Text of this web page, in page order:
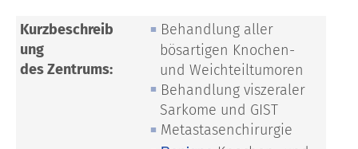
Kurzbeschreib
ung
des Zentrums:
Behandlung aller
bösartigen Knochen-
und Weichteiltumoren
Behandlung viszeraler
Sarkome und GIST
Metastasenchirurgie